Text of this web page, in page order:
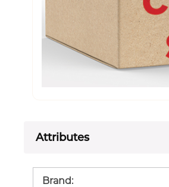
Attributes
Brand: